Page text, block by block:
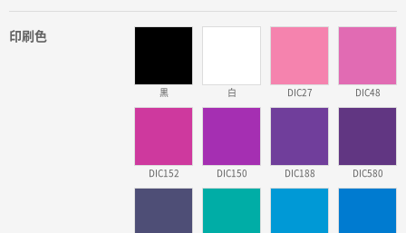
印刷色
黒 白 DIC27 DIC48
DIC152 DIC150 DIC188 DIC580